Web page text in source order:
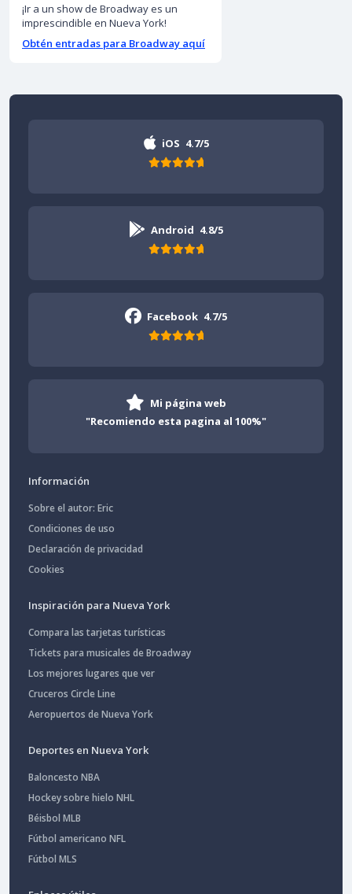
¡Ir a un show de Broadway es un
imprescindible en Nueva York!
Obtén entradas para Broadway aquí
iOS 4.7/5
Android 4.8/5
Facebook 4.7/5
Mi página web
"Recomiendo esta pagina al 100%"
Información
Sobre el autor: Eric
Condiciones de uso
Declaración de privacidad
Cookies
Inspiración para Nueva York
Compara las tarjetas turísticas
Tickets para musicales de Broadway
Los mejores lugares que ver
Cruceros Circle Line
Aeropuertos de Nueva York
Deportes en Nueva York
Baloncesto NBA
Hockey sobre hielo NHL
Béisbol MLB
Fútbol americano NFL
Fútbol MLS